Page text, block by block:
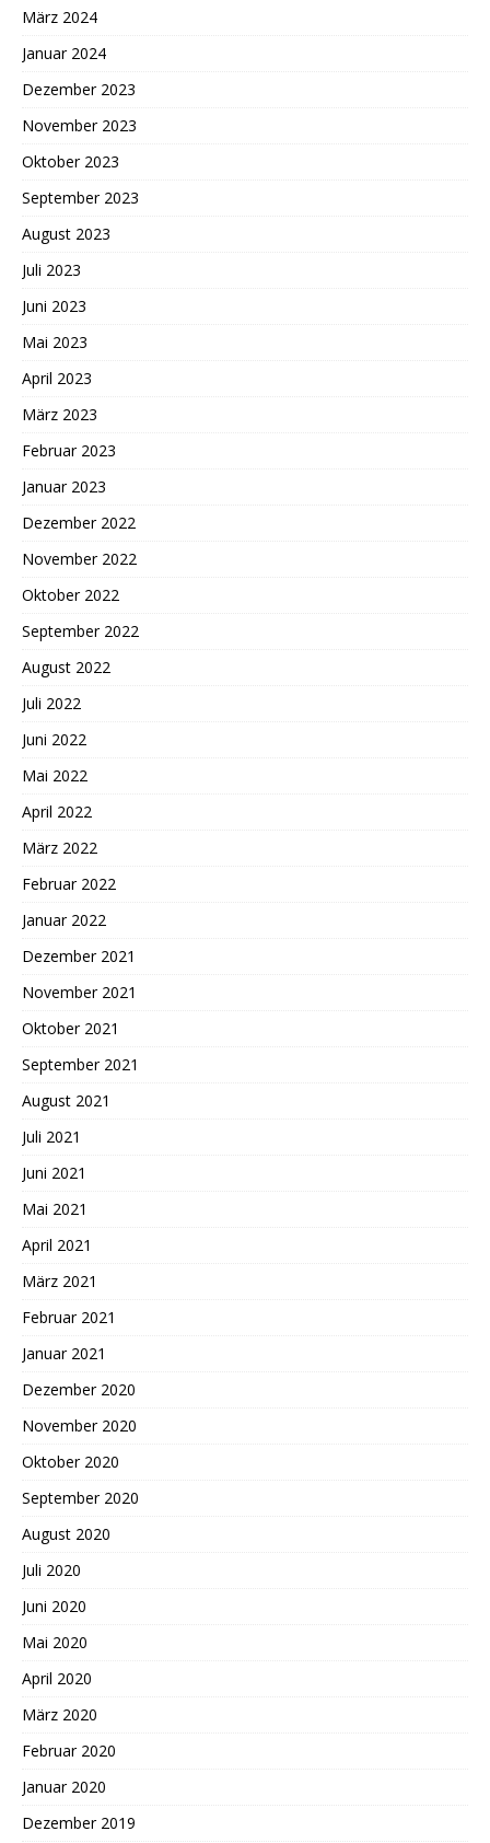
März 2024
Januar 2024
Dezember 2023
November 2023
Oktober 2023
September 2023
August 2023
Juli 2023
Juni 2023
Mai 2023
April 2023
März 2023
Februar 2023
Januar 2023
Dezember 2022
November 2022
Oktober 2022
September 2022
August 2022
Juli 2022
Juni 2022
Mai 2022
April 2022
März 2022
Februar 2022
Januar 2022
Dezember 2021
November 2021
Oktober 2021
September 2021
August 2021
Juli 2021
Juni 2021
Mai 2021
April 2021
März 2021
Februar 2021
Januar 2021
Dezember 2020
November 2020
Oktober 2020
September 2020
August 2020
Juli 2020
Juni 2020
Mai 2020
April 2020
März 2020
Februar 2020
Januar 2020
Dezember 2019